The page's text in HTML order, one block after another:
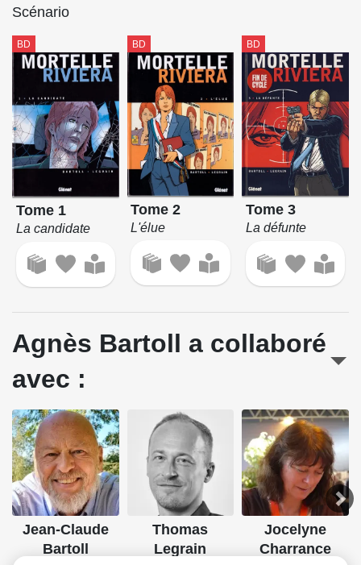
Scénario
BD
Tome 1
La candidate
BD
Tome 2
L'élue
BD
Tome 3
La défunte
Agnès Bartoll a collaboré
avec :
Jean-Claude
Bartoll
Thomas
Legrain
Jocelyne
Charrance